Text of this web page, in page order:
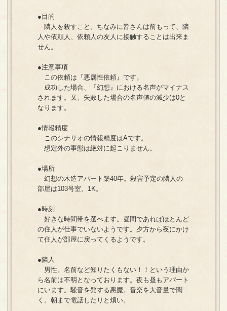
●目的
隣人を殺すこと。ちなみに皆さんは前もって、隣
人や依頼人、依頼人の友人に接触することは出来ま
せん。
●注意事項
この依頼は『悪属性依頼』です。
成功した場合、『幻想』における名声がマイナス
されます。又、失敗した場合の名声値の減少は0と
なります。
●情報精度
このシナリオの情報精度はAです。
想定外の事態は絶対に起こりません。
●場所
幻想の木造アパート築40年。殺害予定の隣人の
部屋は103号室。1K。
●時刻
好きな時間帯を選べます。昼間であればほとんど
の住人が仕事でいないようです。夕方から夜にかけ
て住人が部屋に戻ってくるようです。
●隣人
男性。名前など知りたくもない！！という理由か
ら名前は不明となっております。夜も昼もアパート
にいます。騒音を発する悪魔。音楽を大音量で聞
く。朝まで電話したりと煩い。